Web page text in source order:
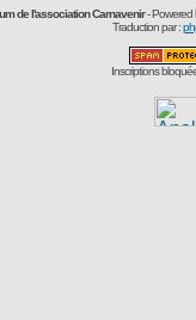
de l'association Carnavenir- Powered
Traduction par :
Inscriptions